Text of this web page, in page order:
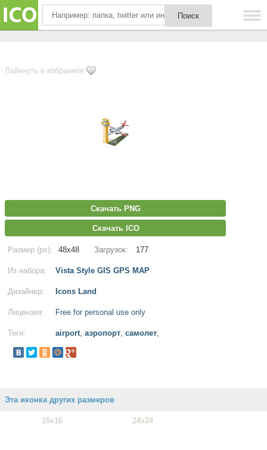
Лайкнуть в избранное
Скачать PNG
Скачать ICO
Размер (px): 48x48 Загрузок: 177
Из набора: Vista Style GIS GPS MAP
Дизайнер: Icons Land
Лицензия: Free for personal use only
Теги: airport, аэропорт, самолет,
Эта иконка других размеров
16x16 24x24